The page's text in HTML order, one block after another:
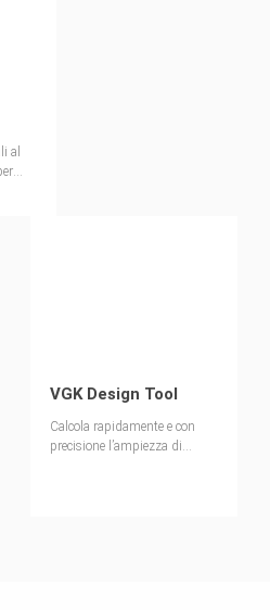
al
VGK Design Tool
Calcola rapidamente e con
precisione l’ampiezza di